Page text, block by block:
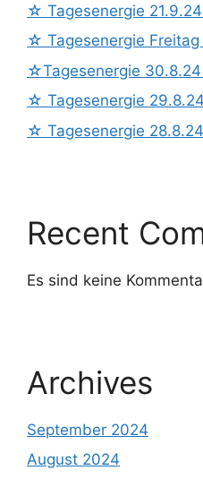
☆ Tagesenergie
☆ Tagesenergie
☆Tagesenergie
☆ Tagesenergie
☆ Tagesenergie
Recent
Es sind keine
Archives
September 2024
August 2024